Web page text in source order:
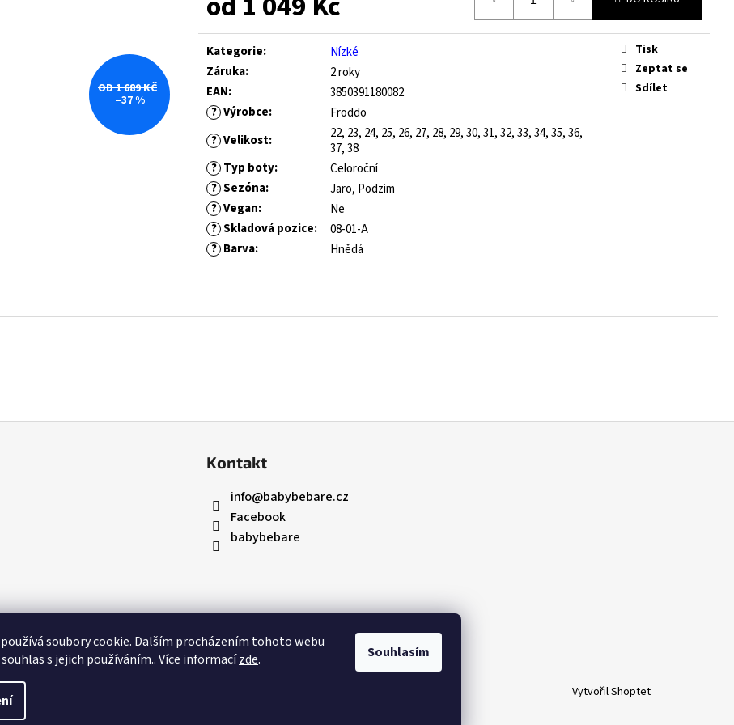
soubory cookie. Dalším procházením tohoto webu
s jejich používáním.. Více informacízde. Souhlasím
Měrná
cena:
Kategorie:
Nízké
Záruka:
2 roky
EAN:
3850391180082
? Výrobce:
Froddo
? Velikost:
22, 23, 24, 25, 26, 27, 28, 29, 30, 31, 32, 33, 34, 35, 36,
37, 38
? Typ boty:
Celoroční
? Sezóna:
Jaro, Podzim
? Vegan:
Ne
? Skladová pozice:
08-01-A
? Barva: Hnědá
Tisk
Zeptat se
Sdílet
OD 1 689 KČ
–37 %
445 Kč
Kontakt
info@babybebare.cz
Facebook
babybebare
Vytvořil Shoptet